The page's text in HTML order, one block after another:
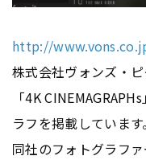
http://
株式会社ヴォンズ・
「4K
ラフを掲載しています。
同社のフォトグラフ